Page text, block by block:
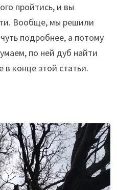
пройтись, и вы
Вообще, мы решили
подробнее, а потому
по ней дуб найти
конце этой статьи.